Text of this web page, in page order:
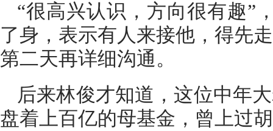
“很高兴认识，方向很有趣”
了身，表示有人来接他，得先
第二天再详细沟通。
后来林俊才知道，这位中年
盘着上百亿的母基金，曾上过